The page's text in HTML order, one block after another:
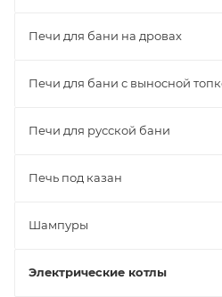
Печи для бани на дровах
Печи для бани с выносной
Печи для русской бани
Печь под казан
Шампуры
Электрические котлы